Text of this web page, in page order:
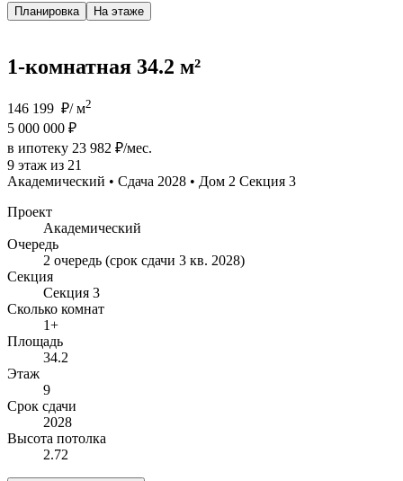
Планировка На этаже
1-комнатная 34.2 м²
146 199 ₽/ м2
5 000 000 ₽
в ипотеку 23 982 ₽/мес.
9 этаж из 21
Академический • Сдача 2028 • Дом 2 Секция 3
Проект
Академический
Очередь
2 очередь (срок сдачи 3 кв. 2028)
Секция
Секция 3
Сколько комнат
1+
Площадь
34.2
Этаж
9
Срок сдачи
2028
Высота потолка
2.72